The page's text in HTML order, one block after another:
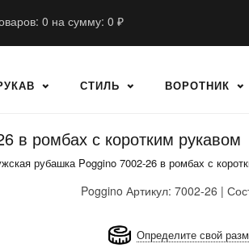
0 на сумму: 0 ₽
СТИЛЬ ВОРОТНИК
в ромбах с коротким рукавом
рубашка Poggino 7002-26 в ромбах с
Poggino Артикул: 7002-26 |
Определите свой